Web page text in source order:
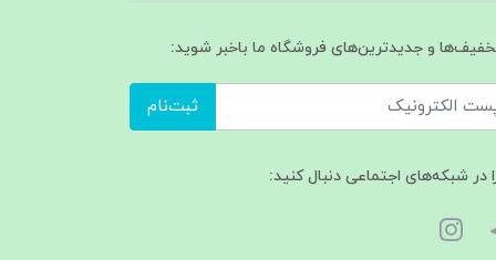
و جدیدترین‌های فروشگاه ما باخبر شوید:
ثبت‌نام
در شبکه‌های اجتماعی دنبال کنید: